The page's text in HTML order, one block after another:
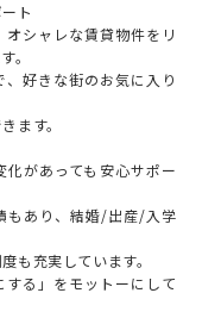
ト
シャレな賃貸物件をリ
。
好きな街のお気に入り
ます。
があっても安心サポー
もあり、結婚/出産/入学
も充実しています。
する」をモットーにして